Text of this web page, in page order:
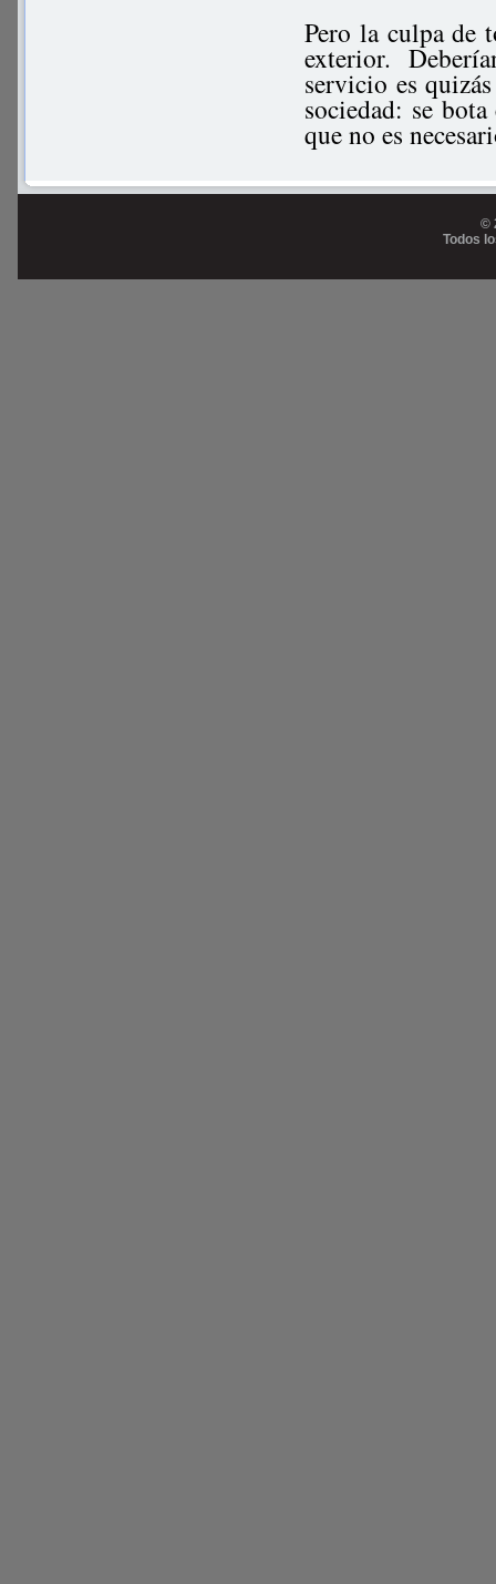
Pero la culpa de
exterior.
servicio es
sociedad: se
que no es
©
Todos